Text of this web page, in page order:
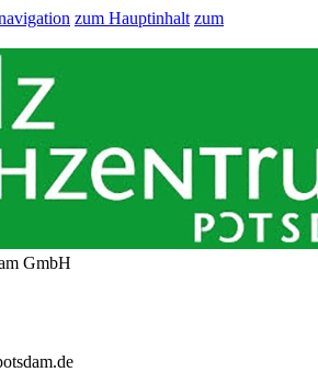
zum Hauptinhalt zum
GmbH